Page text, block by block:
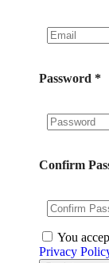
Password *
Confirm
You
Privacy